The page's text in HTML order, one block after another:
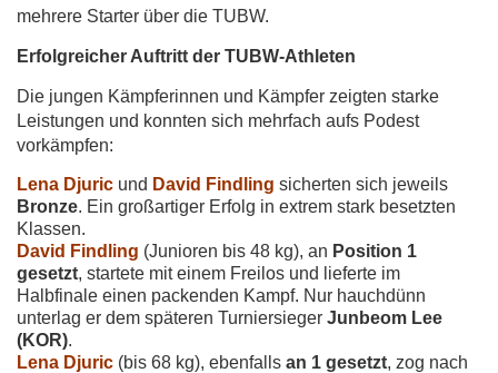
mehrere Starter über die TUBW.
Erfolgreicher Auftritt der TUBW-Athleten
Die jungen Kämpferinnen und Kämpfer zeigten starke
Leistungen und konnten sich mehrfach aufs Podest
vorkämpfen:
Lena Djuric und David Findling sicherten sich jeweils
Bronze. Ein großartiger Erfolg in extrem stark besetzten
Klassen.
David Findling (Junioren bis 48 kg), an Position 1
gesetzt, startete mit einem Freilos und lieferte im
Halbfinale einen packenden Kampf. Nur hauchdünn
unterlag er dem späteren Turniersieger Junbeom Lee
(KOR).
Lena Djuric (bis 68 kg), ebenfalls an 1 gesetzt, zog nach